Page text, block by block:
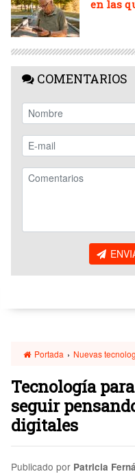
en las
COMENTARIOS
Portada › Nuevas
Tecnología
seguir
digitales
Publicado por Patricia